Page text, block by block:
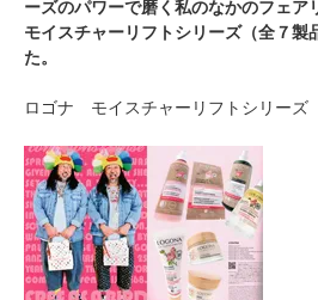
ーズのパワーで磨く私のなかのフェア
モイスチャーリフトシリーズ（全７製
た。
ロゴナ モイスチャーリフトシリーズ